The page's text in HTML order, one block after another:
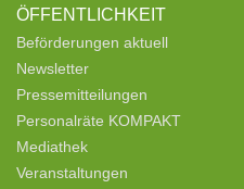
ÖFFENTLICHKEIT
Beförderungen aktuell
Newsletter
Pressemitteilungen
Personalräte KOMPAKT
Mediathek
Veranstaltungen